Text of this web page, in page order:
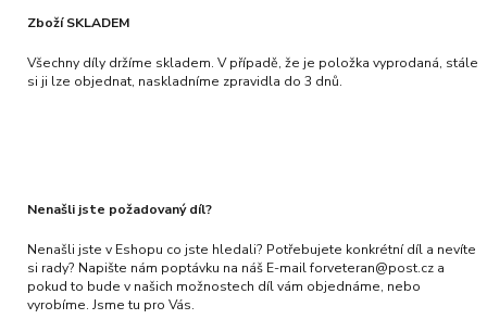
Zboží SKLADEM
Všechny díly držíme skladem. V případě, že je položka vyprodaná, stále
si ji lze objednat, naskladníme zpravidla do 3 dnů.
Nenašli jste požadovaný díl?
Nenašli jste v Eshopu co jste hledali? Potřebujete konkrétní díl a nevíte
si rady? Napište nám poptávku na náš E-mail forveteran@post.cz a
pokud to bude v našich možnostech díl vám objednáme, nebo
vyrobíme. Jsme tu pro Vás.